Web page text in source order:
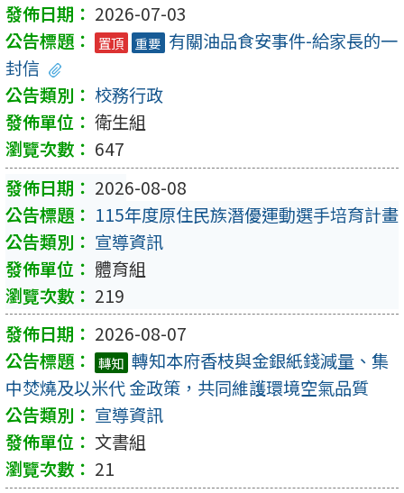
2026-07-03
置頂 重要 有關油品食安事件-給家長的一
封信
校務行政
衛生組
647
2026-08-08
115年度原住民族潛優運動選手培育計畫
宣導資訊
體育組
219
2026-08-07
轉知 轉知本府香枝與金銀紙錢減量、集
中焚燒及以米代 金政策，共同維護環境空氣品質
宣導資訊
文書組
21